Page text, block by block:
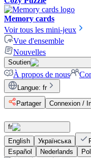
Memory cards
Voir tous les mini-jeux
Vue d'ensemble
Nouvelles
Soutien
À propos de nous
Langue: fr
Partager
Connexion /
fr
English
Українська
Español
Nederlands